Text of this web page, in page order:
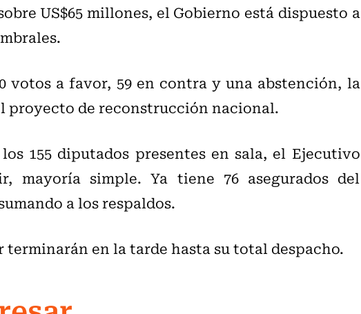
US$65 millones, el Gobierno está dispuesto a
votos a favor, 59 en contra y una abstención, la
proyecto de reconstrucción nacional.
155 diputados presentes en sala, el Ejecutivo
mayoría simple. Ya tiene 76 asegurados del
a los respaldos.
en la tarde hasta su total despacho.